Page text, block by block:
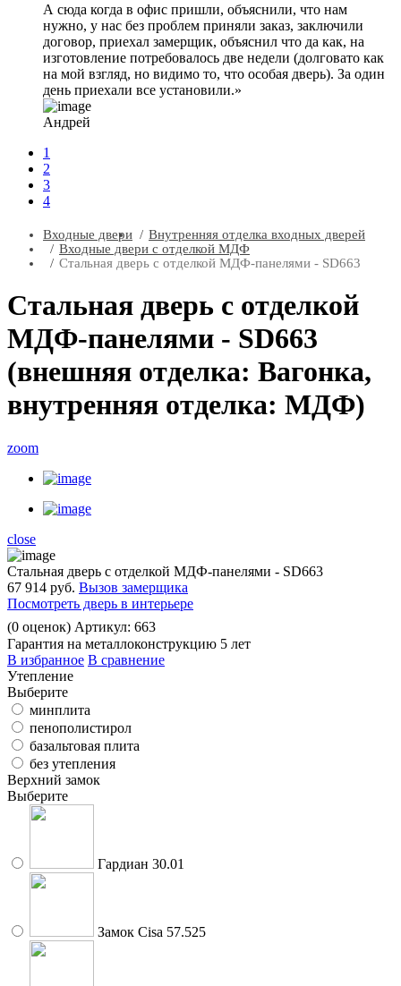
А сюда когда в офис пришли, объяснили, что нам
нужно, у нас без проблем приняли заказ, заключили
договор, приехал замерщик, объяснил что да как, на
изготовление потребовалось две недели (долговато как
на мой взгляд, но видимо то, что особая дверь). За один
день приехали все установили.
Андрей
1
2
3
4
Входные двери
Внутренняя отделка входных дверей
Входные двери с отделкой МДФ
Стальная дверь с отделкой МДФ-панелями - SD663
Стальная дверь с отделкой
МДФ-панелями - SD663
(внешняя отделка: Вагонка,
внутренняя отделка: МДФ)
zoom
close
Стальная дверь с отделкой МДФ-панелями - SD663
67 914 руб. Вызов замерщика
Посмотреть дверь в интерьере
(0 оценок) Артикул: 663
Гарантия на металлоконструкцию 5 лет
В избранное В сравнение
Утепление
Выберите
минплита
пенополистирол
базальтовая плита
без утепления
Верхний замок
Выберите
Гардиан 30.01
Замок Cisa 57.525